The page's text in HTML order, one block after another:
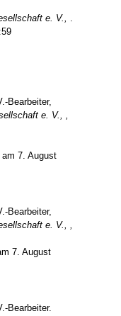
e. V., .
Bearbeiter,
e. V., ,
7. August
Bearbeiter,
e. V., ,
7. August
Bearbeiter.